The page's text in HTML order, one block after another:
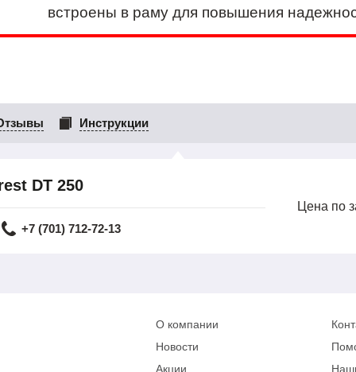
встроены в раму для повышения
Инструкции
DT 250
+7 (701) 712-72-13
Цена по
О компании
Новости
Акции